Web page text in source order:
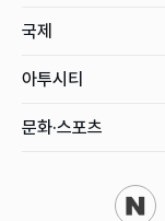
국제
아투시티
문화·스포츠